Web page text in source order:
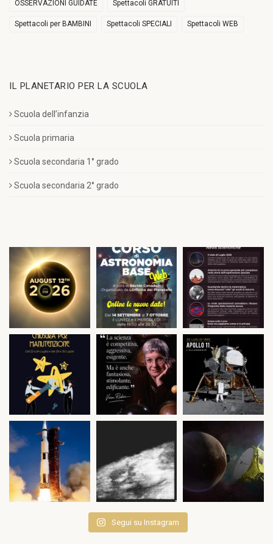
OSSERVAZIONI GUIDATE Spettacoli GRATUITI
Spettacoli per BAMBINI Spettacoli SPECIALI Spettacoli WEB
IL PLANETARIO PER LA SCUOLA
Scuola dell’infanzia
Scuola primaria
Scuola secondaria 1° grado
Scuola secondaria 2° grado
Segui su Instagram